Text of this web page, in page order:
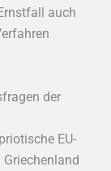
auch
der
EU-